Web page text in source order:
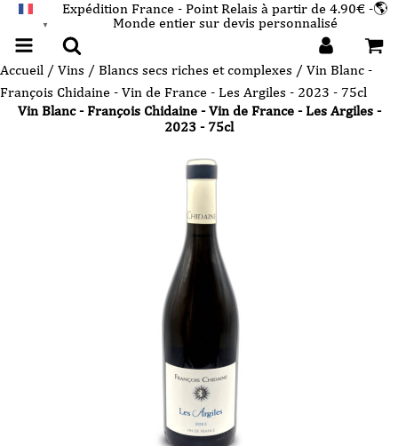
▼
Expédition France - Point Relais à partir de 4.90€ -🌎
Monde entier sur devis personnalisé
Accueil / Vins / Blancs secs riches et complexes / Vin Blanc -
François Chidaine - Vin de France - Les Argiles - 2023 - 75cl
Vin Blanc - François Chidaine - Vin de France - Les Argiles -
2023 - 75cl